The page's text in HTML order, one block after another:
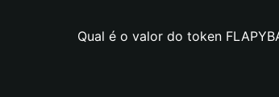
Qual é o valor do token